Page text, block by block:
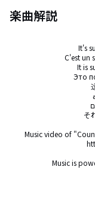
楽曲解説
It's
C'est un
It is
Это
そ
Music video of
Music is